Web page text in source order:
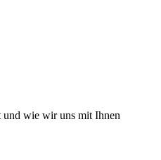
und wie wir uns mit Ihnen